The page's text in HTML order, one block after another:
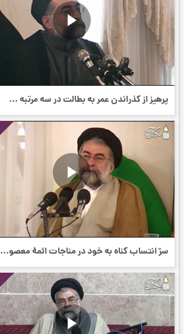
پرهیز از گذراندن عمر به بطالت در سه مرتبه ...
سرّ انتساب گناه به خود در مناجات ائمۀ معصو...